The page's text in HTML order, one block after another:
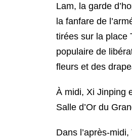
Lam, la garde
la fanfare de
tirées sur la place
populaire de
fleurs et des
À midi, Xi Jinping
Salle d’Or du
Dans l’après-